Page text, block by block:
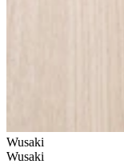
Wusaki
Wusaki